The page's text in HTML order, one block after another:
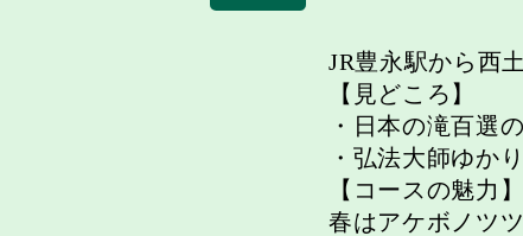
JR豊永駅から西
【見どころ】
・日本の滝百選
・弘法大師ゆか
【コースの魅力】
春はアケボノツ